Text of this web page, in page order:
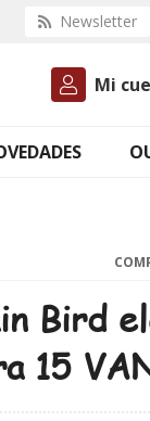
Newsletter
Mi
Bird
15